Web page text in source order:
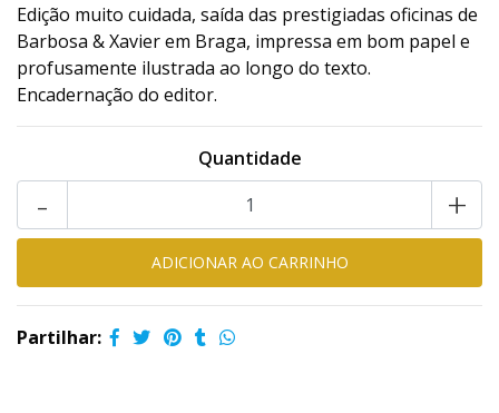
Edição muito cuidada, saída das prestigiadas oficinas de
Barbosa & Xavier em Braga, impressa em bom papel e
profusamente ilustrada ao longo do texto.
Encadernação do editor.
Quantidade
+
-
Partilhar: